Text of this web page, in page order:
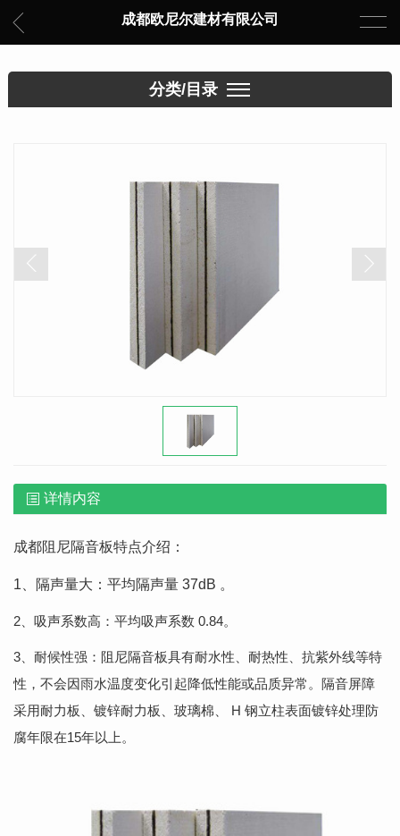
成都欧尼尔建材有限公司
分类/目录
详情内容
成都阻尼隔音板特点介绍：
1、隔声量大：平均隔声量 37dB 。
2、吸声系数高：平均吸声系数 0.84。
3、耐候性强：阻尼隔音板具有耐水性、耐热性、抗紫外线等特
性，不会因雨水温度变化引起降低性能或品质异常。隔音屏障
采用耐力板、镀锌耐力板、玻璃棉、 H 钢立柱表面镀锌处理防
腐年限在15年以上。